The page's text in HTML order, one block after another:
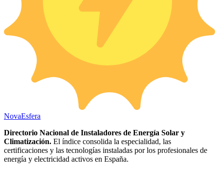
NovaEsfera
Directorio Nacional de Instaladores de Energía Solar y
Climatización. El índice consolida la especialidad, las
certificaciones y las tecnologías instaladas por los profesionales de
energía y electricidad activos en España.